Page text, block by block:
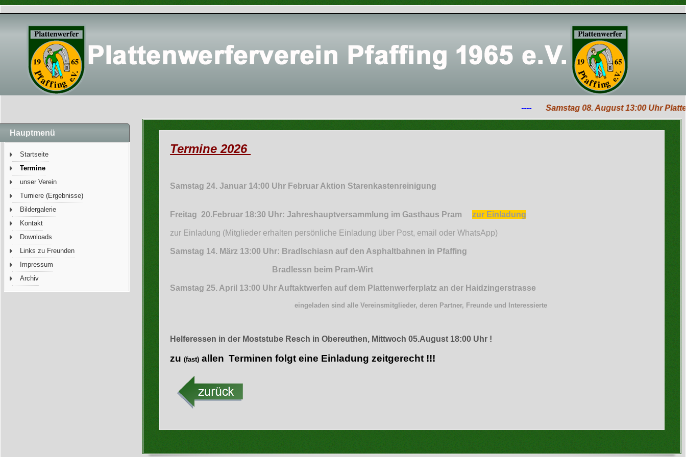
---- Samstag 08. August 13:00 Uhr
Hauptmenü
Startseite
Termine
unser Verein
Turniere (Ergebnisse)
Bildergalerie
Kontakt
Downloads
Links zu Freunden
Impressum
Archiv
Termine 2026
Samstag 24. Januar 14:00 Uhr Februar Aktion Starenkastenreinigung
Freitag 20.Februar 18:30 Uhr:Jahreshauptversammlung im Gasthaus Pramzur Einladung
zur Einladung (Mitglieder erhalten persönliche Einladung über Post, email oder WhatsApp)
Samstag 14. März 13:00 Uhr: Bradlschiasn auf den Asphaltbahnen in Pfaffing
Bradlessn beim Pram-Wirt
Samstag 25. April 13:00 Uhr Auftaktwerfen auf dem Plattenwerferplatz an der Haidzingerstrasse
eingeladen sind alle Vereinsmitglieder, deren Partner, Freunde und Interessierte
Helferessen in der Moststube Resch in Obereuthen, Mittwoch 05.August 18:00 Uhr !
zu(fast) allen Terminen folgt eine Einladung zeitgerecht !!!